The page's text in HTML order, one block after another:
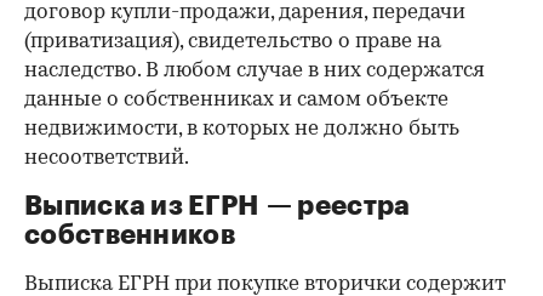
договор купли-продажи, дарения, передачи
(приватизация), свидетельство о праве на
наследство. В любом случае в них содержатся
данные о собственниках и самом объекте
недвижимости, в которых не должно быть
несоответствий.
Выписка из ЕГРН — реестра
собственников
Выписка ЕГРН при покупке вторички содержит